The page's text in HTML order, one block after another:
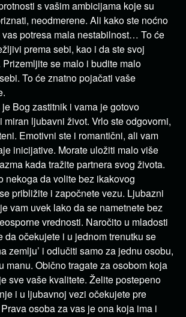
s vašim ambicijama koje su
neodmerene. Ali kako ste noćno
potresa mala nestabilnost… To će
prema sebi, kao i da ste svoj
se malo i budite malo
To će znatno pojačati vaše
Bog zastitnik i vama je gotovo
miran ljubavni život. Vrlo ste odgovorni,
Emotivni ste i romantični, ali vam
inicijative. Morate uložiti malo više
kada tražite partnera svog života.
nekoga da volite bez ikakovog
približite i započnete vezu. Ljubazni
vam uvek lako da se nametnete bez
vrednosti. Naročito u mladosti
da očekujete i u jednom trenutku se
zemlju’ i odlučiti samo za jednu osobu,
manu. Obično tragate za osobom koja
sve vaše kvalitete. Želite postepeno
i u ljubavnoj vezi očekujete pre
osoba za vas je ona koja ima i